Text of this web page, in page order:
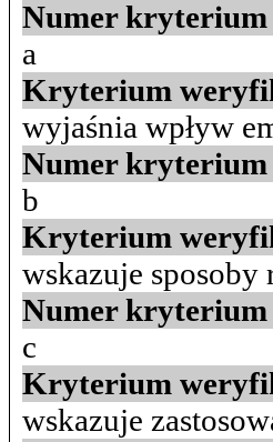
Numer kryterium
a
Kryterium
wyjaśnia wpływ
Numer kryterium
b
Kryterium
wskazuje
Numer kryterium
c
Kryterium
wskazuje